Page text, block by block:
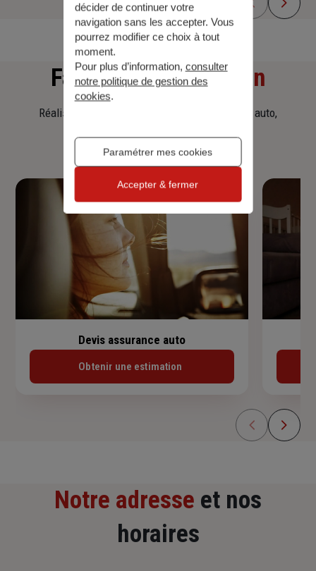
Faitesune simulation
Réalisez une simulation tarifaire d'assurance, auto,
Devis assurance auto
Obtenir une estimation
Notre adresse et nos
horaires
décider de continuer votre
navigation sans les accepter. Vous
pourrez modifier ce choix à tout
moment.
Pour plus d’information, consulter
notre politique de gestion des
cookies.
Paramétrer mes cookies
Accepter & fermer